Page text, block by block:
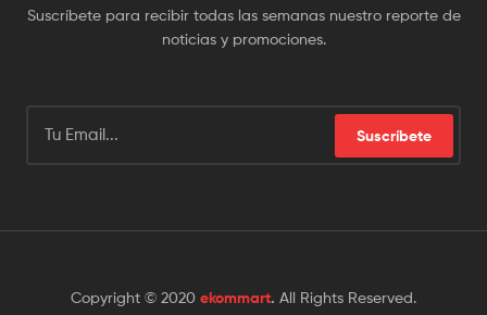
Suscríbete para recibir todas las semanas nuestro reporte de
noticias y promociones.
Suscríbete
Copyright © 2020 ekommart. All Rights Reserved.